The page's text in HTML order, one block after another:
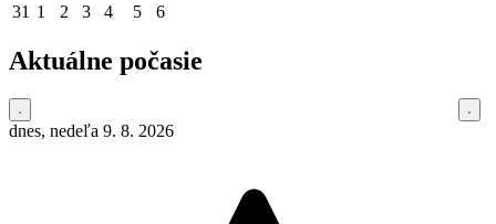
31 1 2 3 4 5 6
Aktuálne počasie
dnes, nedeľa 9. 8. 2026